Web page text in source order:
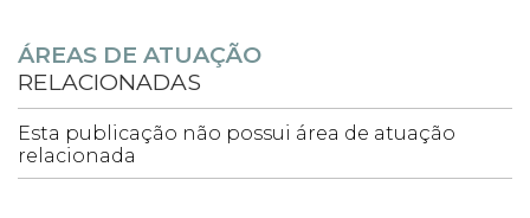
ÁREAS DE ATUAÇÃO
RELACIONADAS
Esta publicação não possui área de atuação
relacionada